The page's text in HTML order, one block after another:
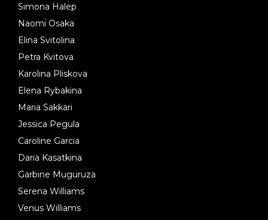
Simona Halep
Naomi Osaka
Elina Svitolina
Petra Kvitova
Karolina Pliskova
Elena Rybakina
Maria Sakkari
Jessica Pegula
Caroline Garcia
Daria Kasatkina
Garbine Muguruza
Serena Williams
Venus Williams